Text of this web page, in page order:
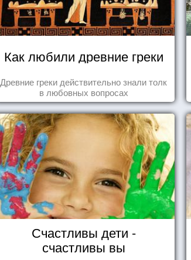
Как любили древние греки
Древние греки действительно знали толк
в любовных вопросах
Счастливы дети -
счастливы вы